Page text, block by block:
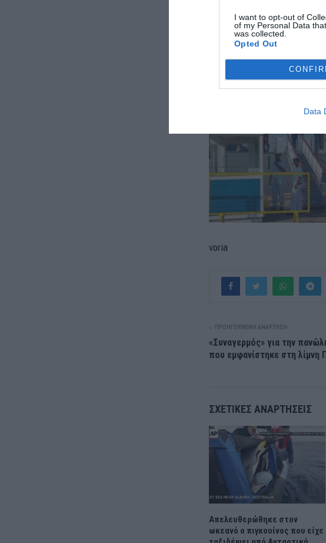
I want to opt-out of
of my Personal Data
was collected.
Opted Out
Data
voria
ΠΡΟΗΓΟΎΜΕΝΗ ΑΝΆΡΤΗΣΗ
«Συναγερμός» για την
που εμφανίστηκε στη λίμνη
ΣΧΕΤΙΚΈΣ ΑΝΑΡΤΉΣΕΙΣ
Απελευθερώθηκε στον
ωκεανό ο πιγκουίνος που είχε